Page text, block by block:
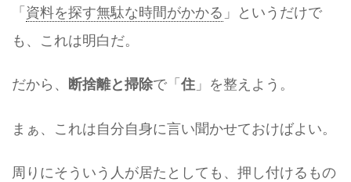
「資料を探す無駄な時間がかかる 」というだけで
も、これは明白だ。
だから、 断捨離と掃除で「住 」を整えよう。
まぁ、これは自分自身に言い聞かせておけばよい。
周りにそういう人が居たとしても、押し付けるもの